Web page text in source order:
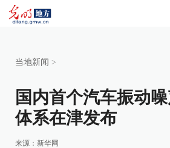
当地新闻 >
国内首个汽车振动
体系在津发布
来源： 新华网